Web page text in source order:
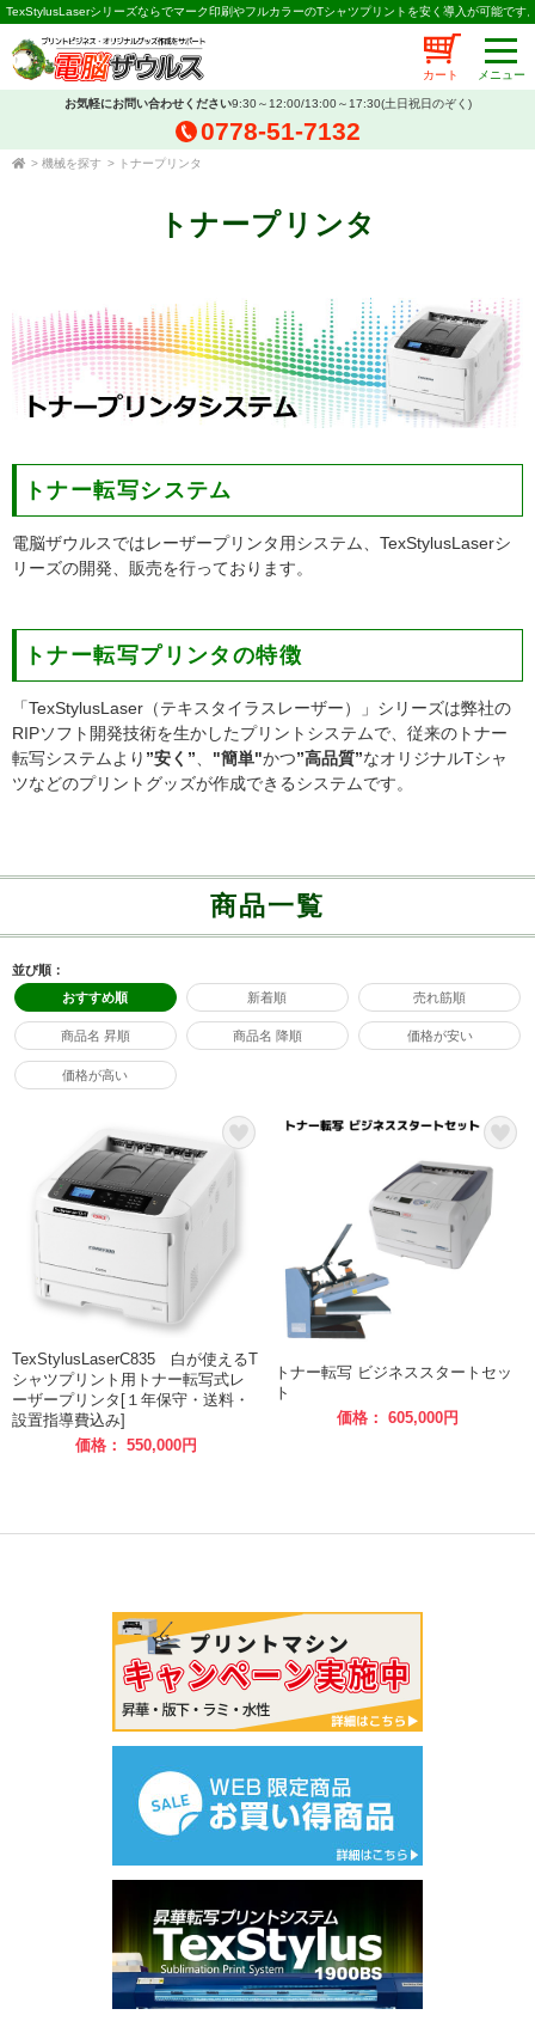
TexStylusLaserシリーズならでマーク印刷やフルカラーのTシャツプリントを安く導入が可能です
カート
お気軽にお問い合わせください9:30～12:00/13:00～17:30(土日祝日のぞく)
0778-51-7132
> 機械を探す > トナープリンタ
トナープリンタ
トナー転写システム
電脳ザウルスではレーザープリンタ用システム、TexStylusLaserシ
リーズの開発、販売を行っております。
トナー転写プリンタの特徴
「TexStylusLaser（テキスタイラスレーザー）」シリーズは弊社の
RIPソフト開発技術を生かしたプリントシステムで、従来のトナー
転写システムより ”安く” "簡単"かつ”高品質”なオリジナルTシャ
ツなどのプリントグッズが作成できるシステムです。
商品一覧
並び順：
おすすめ順
新着順 売れ筋順
商品名 昇順 商品名 降順 価格が安い
価格が高い
TexStylusLaserC835 白が使えるT
シャツプリント用トナー転写式レ
ーザープリンタ[１年保守・送料・
設置指導費込み]
価格： 550,000円
トナー転写 ビジネススタートセッ
ト
価格： 605,000円